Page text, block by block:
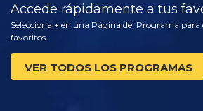
Accede rápidamente a tus
Selecciona + en una Página del Programa
favoritos
VER TODOS LOS PROGRAMAS